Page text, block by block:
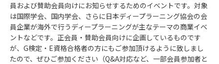
員および賛助会員向けにお知らせするためのイベントです。対象
は国際学会、国内学会、さらに日本ディープラーニング協会の会
員企業が海外で行うディープラーニングが主なテーマの商業イベ
ントなどです。正会員・賛助会員向けに企画しているものです
が、G検定・E資格合格者の方にもご参加頂けるように致しまし
たので、ぜひご参加ください（Q&A対応など、一部会員参加者と